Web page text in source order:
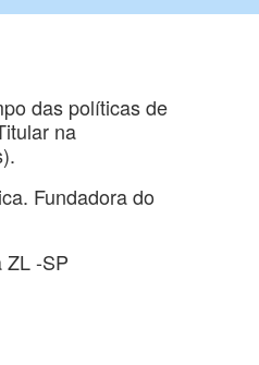
das políticas de
na
Fundadora do
ZL -SP